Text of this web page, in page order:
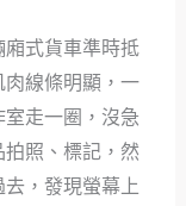
式貨車準時抵
線條明顯，一
走一圈，沒急
照、標記，然
，發現螢幕上